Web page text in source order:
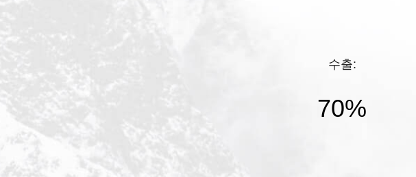
NMR, HPLC, IR로 성도 분석 & 검사 중인 중심에서 실험됩니다.
요즈음, 우리의 주요 생산물은 (거골 기반으로부터 추출된) 아스트
라갈로사이드 IV, 사이클로아스트라게놀, 4'...
수출:
70%